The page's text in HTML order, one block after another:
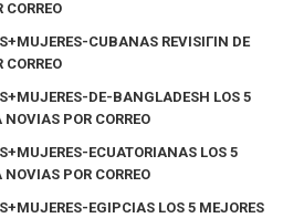
CORREO
CUBANAS REVISIГІN DE
CORREO
DE-BANGLADESH LOS 5
POR CORREO
ECUATORIANAS LOS 5
POR CORREO
EGIPCIAS LOS 5 MEJORES